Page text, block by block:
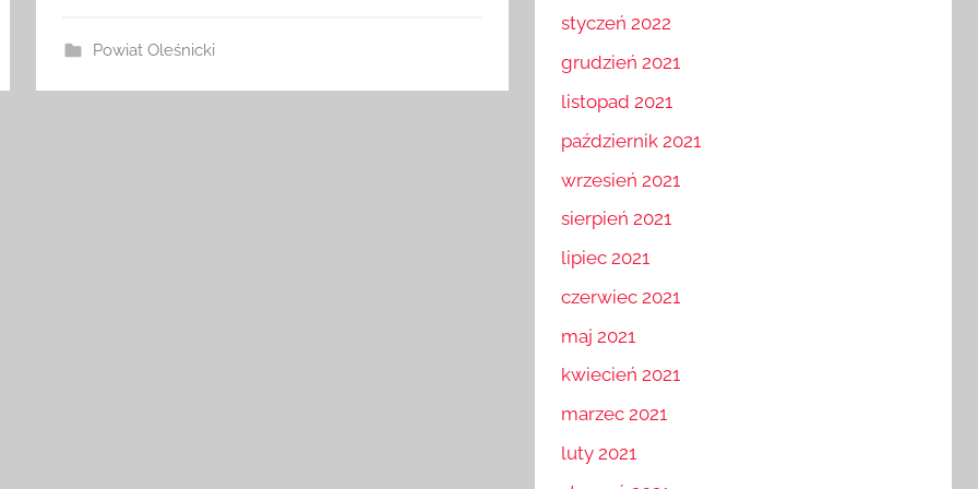
styczeń 2022
grudzień 2021
listopad 2021
październik 2021
sierpień 2021
lipiec 2021
maj 2021
luty 2021